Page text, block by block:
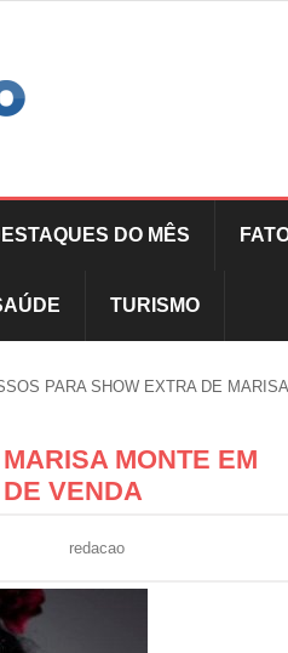
DO MÊS
TURISMO
PARA SHOW EXTRA DE MARISA
MONTE EM
VENDA
redacao